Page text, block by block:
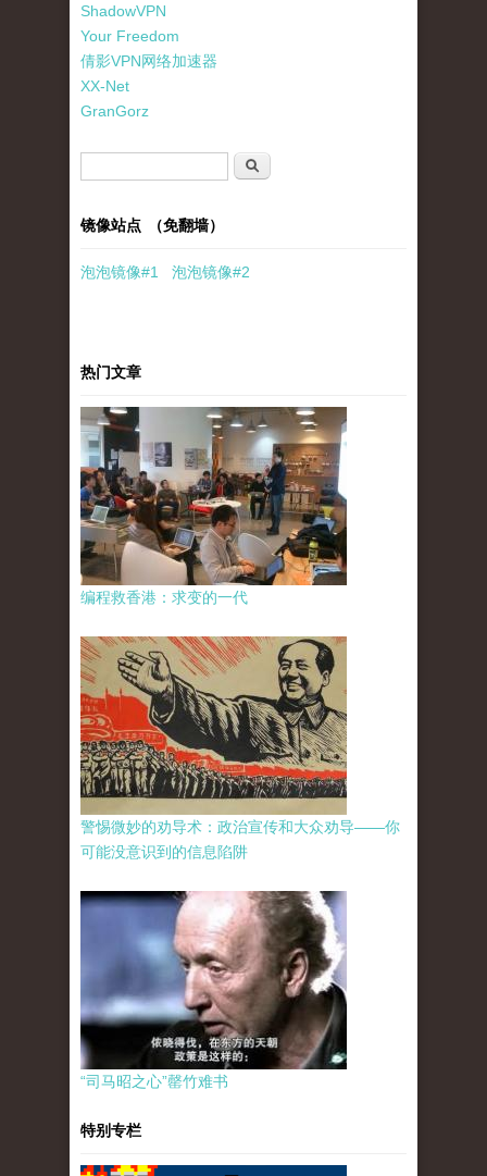
ShadowVPN
Your Freedom
倩影VPN网络加速器
XX-Net
GranGorz
搜索
镜像站点 （免翻墙）
泡泡镜像#1 泡泡镜像#2
热门文章
编程救香港：求变的一代
警惕微妙的劝导术：政治宣传和大众劝导——你
可能没意识到的信息陷阱
“司马昭之心”罄竹难书
特别专栏